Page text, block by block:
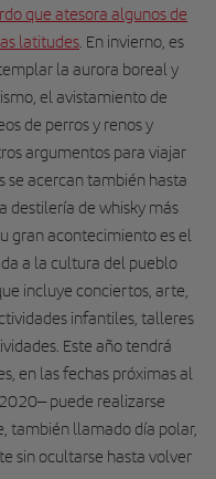
que atesora algunos de
latitudes. En invierno, es
la aurora boreal y
el avistamiento de
de perros y renos y
argumentos para viajar
se acercan también hasta
destilería de whisky más
gran acontecimiento es el
a la cultura del pueblo
incluye conciertos, arte,
infantiles, talleres
Este año tendrá
en las fechas próximas al
puede realizarse
también llamado día polar,
sin ocultarse hasta volver